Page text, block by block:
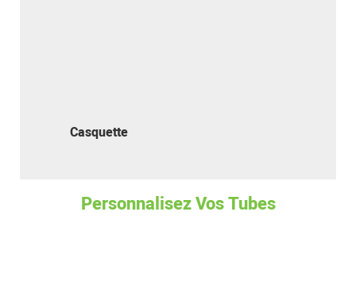
Casquette
Personnalisez Vos Tubes